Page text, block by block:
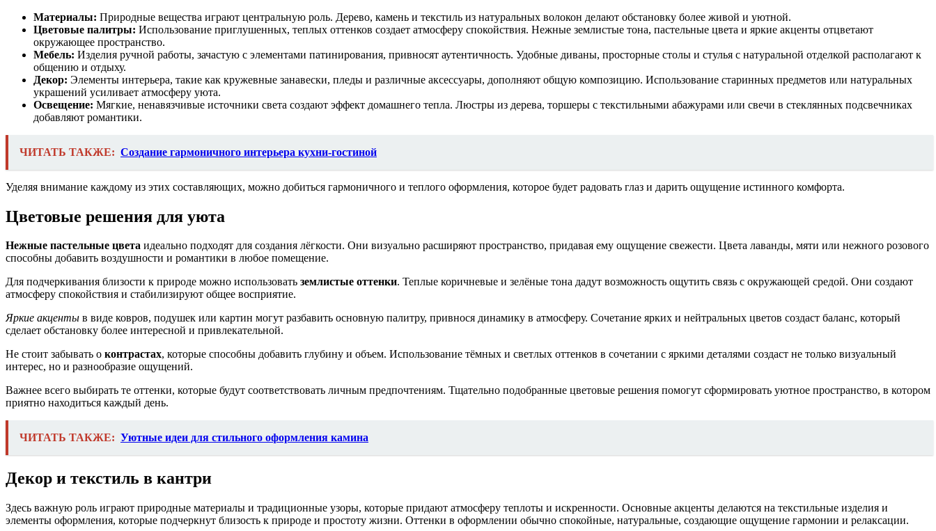
Материалы: Природные вещества играют центральную роль. Дерево, камень и текстиль из натуральных волокон делают обстановку более живой и уютной.
Цветовые палитры: Использование приглушенных, теплых оттенков создает атмосферу спокойствия. Нежные землистые тона, пастельные цвета и яркие акценты отцветают
окружающее пространство.
Мебель: Изделия ручной работы, зачастую с элементами патинирования, привносят аутентичность. Удобные диваны, просторные столы и стулья с натуральной отделкой располагают к
общению и отдыху.
Декор: Элементы интерьера, такие как кружевные занавески, пледы и различные аксессуары, дополняют общую композицию. Использование старинных предметов или натуральных
украшений усиливает атмосферу уюта.
Освещение: Мягкие, ненавязчивые источники света создают эффект домашнего тепла. Люстры из дерева, торшеры с текстильными абажурами или свечи в стеклянных подсвечниках
добавляют романтики.
ЧИТАТЬ ТАКЖЕ: Создание гармоничного интерьера кухни-гостиной
Уделяя внимание каждому из этих составляющих, можно добиться гармоничного и теплого оформления, которое будет радовать глаз и дарить ощущение истинного комфорта.
Цветовые решения для уюта
Нежные пастельные цвета идеально подходят для создания лёгкости. Они визуально расширяют пространство, придавая ему ощущение свежести. Цвета лаванды, мяти или нежного розового
способны добавить воздушности и романтики в любое помещение.
Для подчеркивания близости к природе можно использовать землистые оттенки. Теплые коричневые и зелёные тона дадут возможность ощутить связь с окружающей средой. Они создают
атмосферу спокойствия и стабилизируют общее восприятие.
Яркие акценты в виде ковров, подушек или картин могут разбавить основную палитру, привнося динамику в атмосферу. Сочетание ярких и нейтральных цветов создаст баланс, который
сделает обстановку более интересной и привлекательной.
Не стоит забывать о контрастах, которые способны добавить глубину и объем. Использование тёмных и светлых оттенков в сочетании с яркими деталями создаст не только визуальный
интерес, но и разнообразие ощущений.
Важнее всего выбирать те оттенки, которые будут соответствовать личным предпочтениям. Тщательно подобранные цветовые решения помогут сформировать уютное пространство, в котором
приятно находиться каждый день.
ЧИТАТЬ ТАКЖЕ: Уютные идеи для стильного оформления камина
Декор и текстиль в кантри
Здесь важную роль играют природные материалы и традиционные узоры, которые придают атмосферу теплоты и искренности. Основные акценты делаются на текстильные изделия и
элементы оформления, которые подчеркнут близость к природе и простоту жизни. Оттенки в оформлении обычно спокойные, натуральные, создающие ощущение гармонии и релаксации.